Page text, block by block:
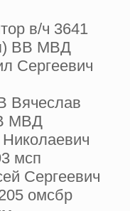
в/ч 3641
ВВ МВД
Сергеевич
МВД
мсп
Сергеевич
омсбр